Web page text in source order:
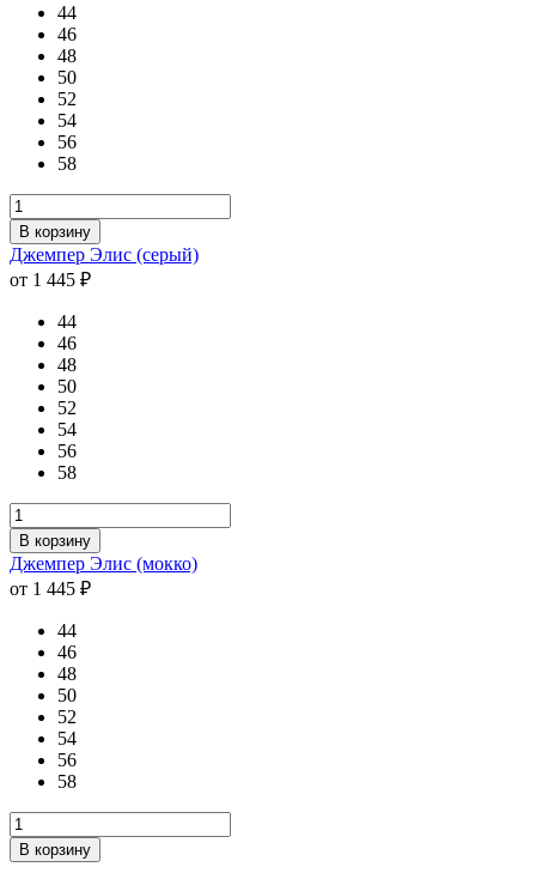
44
46
48
50
52
54
56
58
В корзину
Джемпер Элис (серый)
от 1 445 ₽
44
46
48
50
52
54
56
58
В корзину
Джемпер Элис (мокко)
от 1 445 ₽
44
46
48
50
52
54
56
58
В корзину